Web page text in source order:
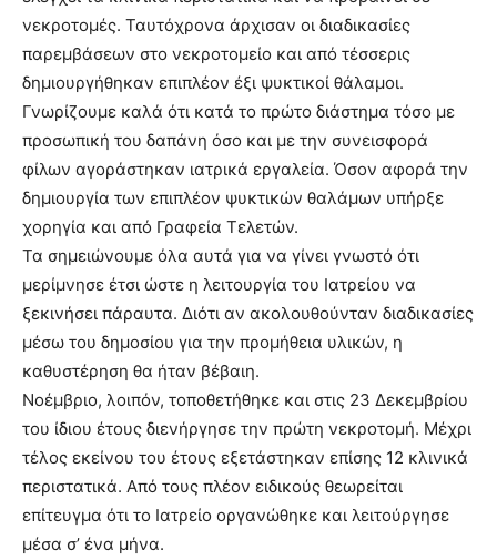
νεκροτομές. Ταυτόχρονα άρχισαν οι διαδικασίες
παρεμβάσεων στο νεκροτομείο και από τέσσερις
δημιουργήθηκαν επιπλέον έξι ψυκτικοί θάλαμοι.
Γνωρίζουμε καλά ότι κατά το πρώτο διάστημα τόσο με
προσωπική του δαπάνη όσο και με την συνεισφορά
φίλων αγοράστηκαν ιατρικά εργαλεία. Όσον αφορά την
δημιουργία των επιπλέον ψυκτικών θαλάμων υπήρξε
χορηγία και από Γραφεία Τελετών.
Τα σημειώνουμε όλα αυτά για να γίνει γνωστό ότι
μερίμνησε έτσι ώστε η λειτουργία του Ιατρείου να
ξεκινήσει πάραυτα. Διότι αν ακολουθούνταν διαδικασίες
μέσω του δημοσίου για την προμήθεια υλικών, η
καθυστέρηση θα ήταν βέβαιη.
Νοέμβριο, λοιπόν, τοποθετήθηκε και στις 23 Δεκεμβρίου
του ίδιου έτους διενήργησε την πρώτη νεκροτομή. Μέχρι
τέλος εκείνου του έτους εξετάστηκαν επίσης 12 κλινικά
περιστατικά. Από τους πλέον ειδικούς θεωρείται
επίτευγμα ότι το Ιατρείο οργανώθηκε και λειτούργησε
μέσα σ’ ένα μήνα.